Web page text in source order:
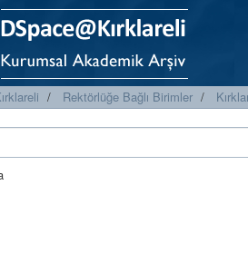
Rektörlüğe Bağlı Birimler